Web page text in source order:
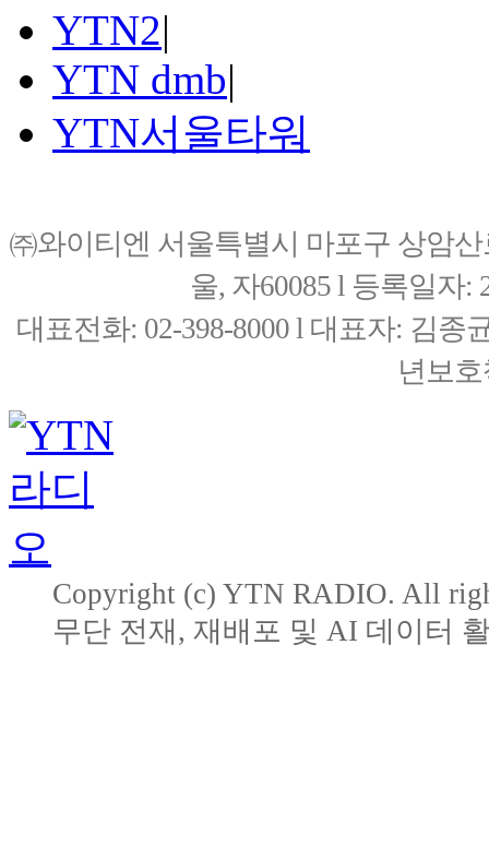
YTN2|
YTN dmb|
YTN서울타워
㈜와이티엔 서울특별시 마포구 상암
울, 자60085 l 등록일자:
대표전화: 02-398-8000 l 대표자: 김종
년보
Copyright (c) YTN RADIO. All
무단 전재, 재배포 및 AI 데이터